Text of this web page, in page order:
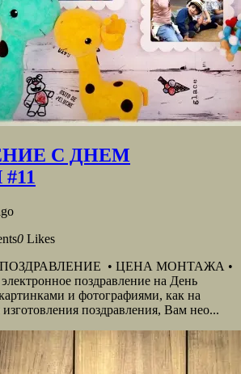
С ДНЕМ
0 Likes
• ЦЕНА МОНТАЖА •
поздравление на День
и фотографиями, как на
поздравления, Вам нео...